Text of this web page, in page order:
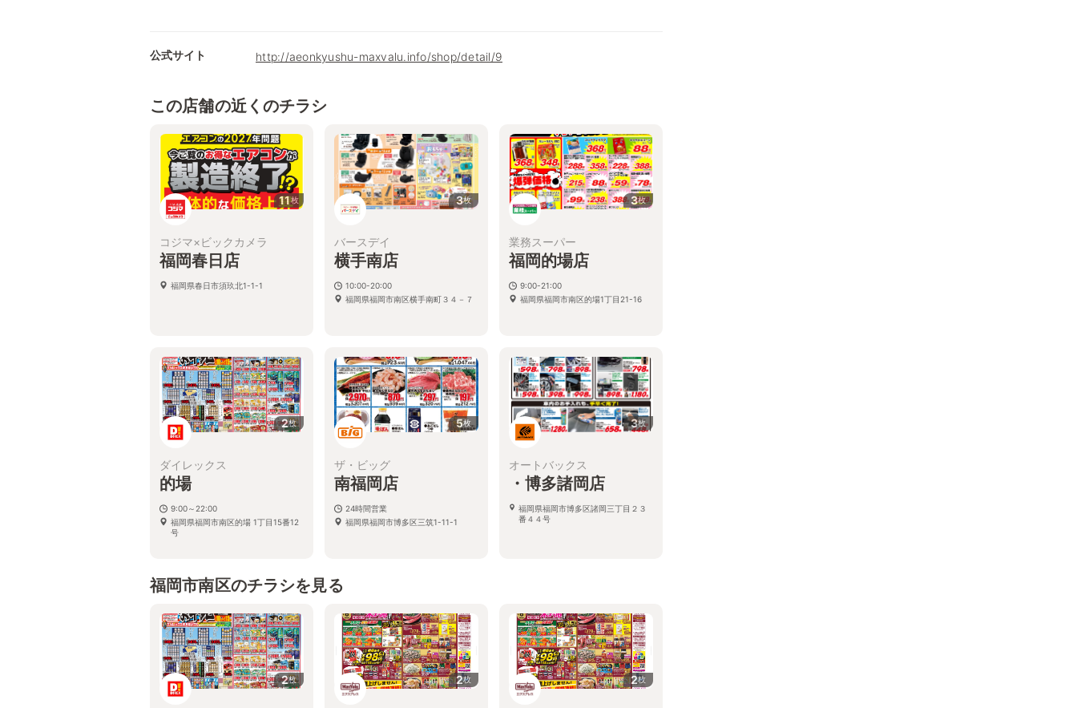
公式サイト http://aeonkyushu-maxvalu.info/shop/detail/9
この店舗の近くのチラシ
11枚
コジマ×ビックカメラ
福岡春日店
福岡県春日市須玖北1-1-1
3枚
バースデイ
横手南店
10:00-20:00
福岡県福岡市南区横手南町３４－７
3枚
業務スーパー
福岡的場店
9:00-21:00
福岡県福岡市南区的場1丁目21-16
2枚
ダイレックス
的場
9:00～22:00
福岡県福岡市南区的場 1丁目15番12
号
5枚
ザ・ビッグ
南福岡店
24時間営業
福岡県福岡市博多区三筑1-11-1
3枚
オートバックス
・博多諸岡店
福岡県福岡市博多区諸岡三丁目２３
番４４号
福岡市南区のチラシを見る
2枚 2枚 2枚